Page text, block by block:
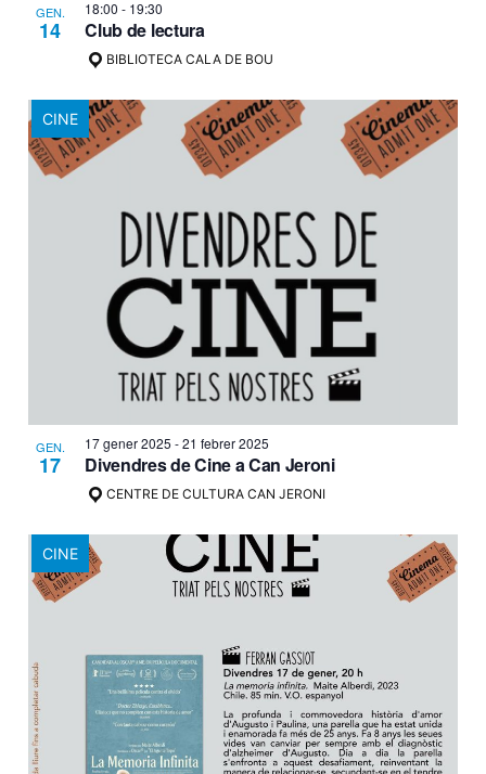
GEN.
14
18:00- 19:30
Club de lectura
BIBLIOTECA CALA DE BOU
CINE
GEN.
17
17 gener 2025 -21 febrer 2025
Divendres de Cine a Can Jeroni
CENTRE DE CULTURA CAN JERONI
CINE